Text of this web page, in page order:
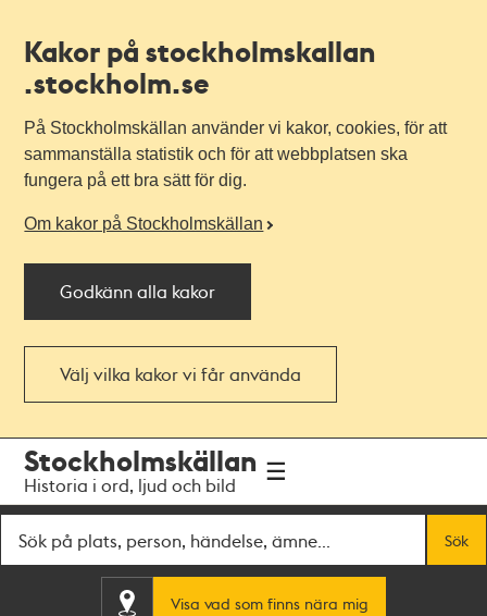
Kakor på stockholmskallan
.stockholm.se
På Stockholmskällan använder vi kakor, cookies, för att
sammanställa statistik och för att webbplatsen ska
fungera på ett bra sätt för dig.
Om kakor på Stockholmskällan
Godkänn alla kakor
Välj vilka kakor vi får använda
navigationen
huvudinnehållet
Stockholmskällan
Historia i ord, ljud och bild
Sök
Visa vad som finns nära mig